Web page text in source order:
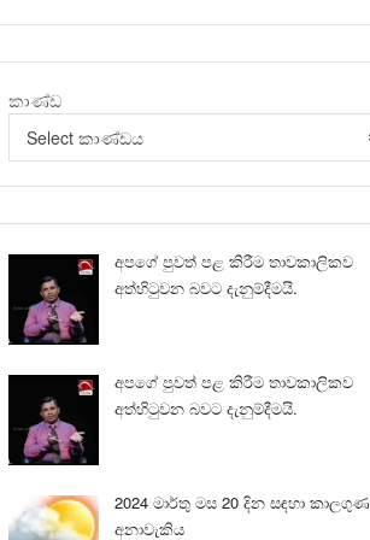
කාණ්ඩ
Select කාණ්ඩය
අපගේ පුවත් පළ කිරීම තාවකාලිකව
අත්හිටුවන බවට දැනුම්දීමයි.
අපගේ පුවත් පළ කිරීම තාවකාලිකව
අත්හිටුවන බවට දැනුම්දීමයි.
2024 මාර්තු මස 20 දින සඳහා කාලගුණ
අනාවැකිය